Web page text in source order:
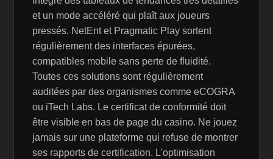
et un mode accéléré qui plaît aux joueurs
pressés. NetEnt et Pragmatic Play sortent
régulièrement des interfaces épurées,
compatibles mobile sans perte de fluidité.
Toutes ces solutions sont régulièrement
auditées par des organismes comme eCOGRA
ou iTech Labs. Le certificat de conformité doit
être visible en bas de page du casino. Ne jouez
jamais sur une plateforme qui refuse de montrer
ses rapports de certification. L'optimisation